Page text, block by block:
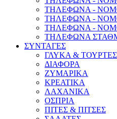
ΤΗΛΕΦΩΝΑ -
ΤΗΛΕΦΩΝΑ -
ΤΗΛΕΦΩΝΑ -
ΤΗΛΕΦΩΝΑ
ΣΥΝΤΑΓΕΣ
ΓΛΥΚΑ & ΤΟΥΡΤΕΣ
ΔΙΑΦΟΡΑ
ΖΥΜΑΡΙΚΑ
ΚΡΕΑΤΙΚΑ
ΛΑΧΑΝΙΚΑ
ΟΣΠΡΙΑ
ΠΙΤΕΣ & ΠΙΤΣΕΣ